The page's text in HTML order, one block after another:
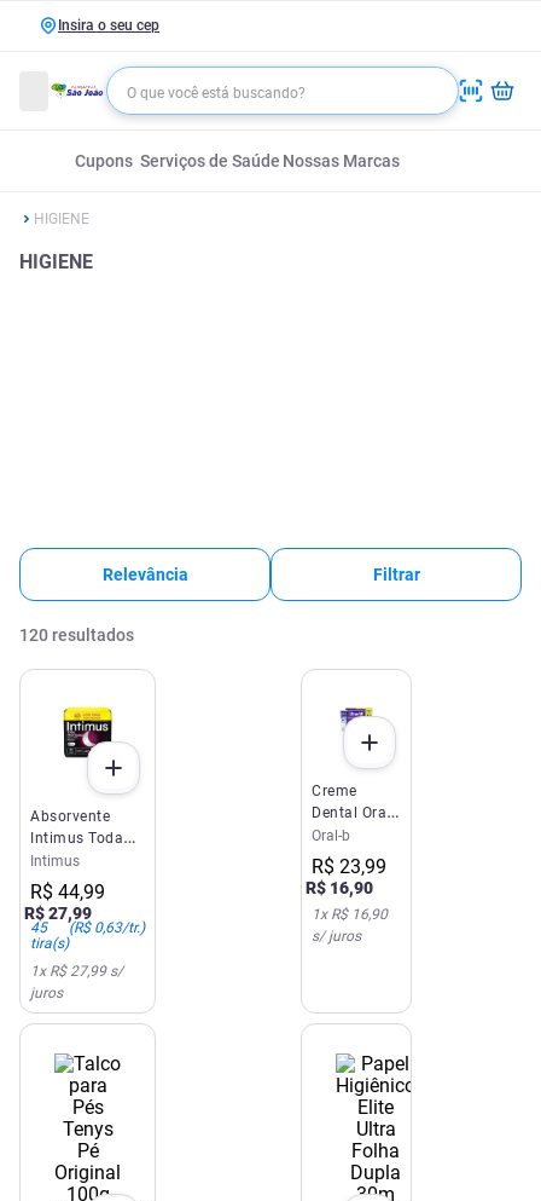
Insira o seu cep
Cupons Serviços de Saúde Nossas Marcas
HIGIENE
HIGIENE
Relevância Filtrar
120 resultados
Absorvente
Intimus Toda
Protegida
Noturno Suave
com Abas 45
Unidades
Intimus
R$ 44,99
R$27,99
45
tira(s)
(R$ 0,63/tr.)
1x R$ 27,99s/
juros
Creme
Dental Oral
B 3D White
70g
Oral-b
R$ 23,99
R$ 16,90
1x R$ 16,90
s/ juros